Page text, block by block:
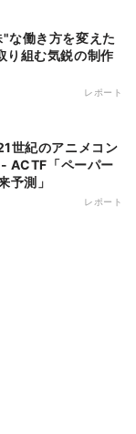
"な働き方を変えた
り組む気鋭の制作
レポート
世紀のアニメコン
ACTF「ペーパー
予測」
レポート